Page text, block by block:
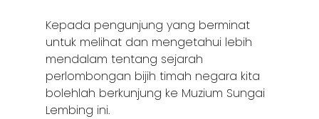
Kepada pengunjung yang berminat
untuk melihat dan mengetahui lebih
mendalam tentang sejarah
perlombongan bijih timah negara kita
bolehlah berkunjung ke Muzium Sungai
Lembing ini.